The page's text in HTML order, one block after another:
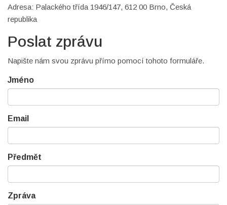
Adresa: Palackého třída 1946/147, 612 00 Brno, Česká
republika
Poslat zprávu
Napište nám svou zprávu přímo pomocí tohoto formuláře.
Jméno
Email
Předmět
Zpráva